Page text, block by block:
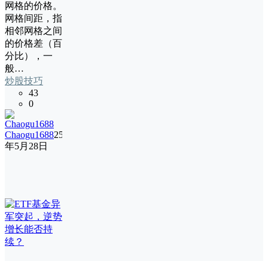
网格的价格。
网格间距，指
相邻网格之间
的价格差（百
分比），一
般…
炒股技巧
43
0
Chaogu168825
年5月28日